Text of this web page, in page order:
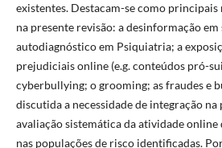
existentes. Destacam-se como
na presente revisão: a desinformação
autodiagnóstico em Psiquiatria; a
prejudiciais online (e.g. conteúdos pró-
cyberbullying; o grooming; as fraudes e
discutida a necessidade de integração
avaliação sistemática da atividade
nas populações de risco identificadas.